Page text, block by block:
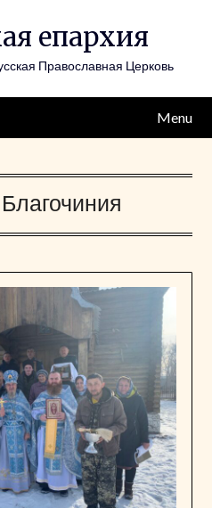
епархия
Православная Церковь
Menu
Благочиния